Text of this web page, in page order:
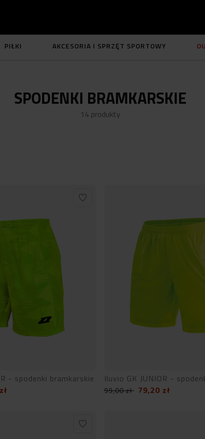
PIŁKI AKCESORIA I SPRZĘT SPORTOWY
SPODENKI BRAMKARSKIE
14 produkty
- spodenki bramkarskie
zł
Iluvio GK JUNIOR -
99,00zł 79,20 zł